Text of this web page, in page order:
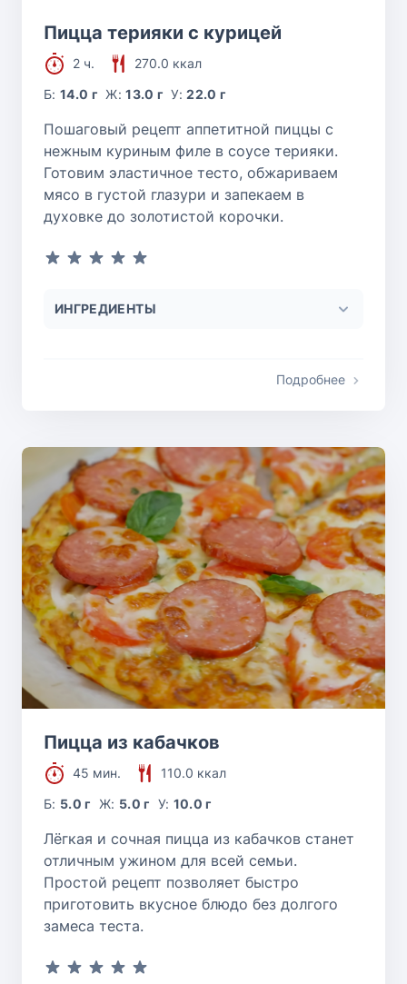
Пицца терияки с курицей
2 ч.
270.0 ккал
Б:14.0 г Ж:13.0 г У:22.0 г
Пошаговый рецепт аппетитной пиццы с
нежным куриным филе в соусе терияки.
Готовим эластичное тесто, обжариваем
мясо в густой глазури и запекаем в
духовке до золотистой корочки.
ИНГРЕДИЕНТЫ
Подробнее
Пицца из кабачков
45 мин.
110.0 ккал
Б: 5.0 г Ж: 5.0 г У: 10.0 г
Лёгкая и сочная пицца из кабачков станет
отличным ужином для всей семьи.
Простой рецепт позволяет быстро
приготовить вкусное блюдо без долгого
замеса теста.